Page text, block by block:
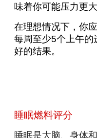
味着你可能压力更大
在理想情况下，你
每周至少5个上午的
好的结果。
睡眠燃料评分
睡眠是大脑、身体